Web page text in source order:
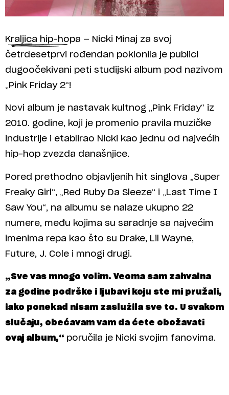
Kraljica hip-hopa — Nicki Minaj za svoj
četrdesetprvi rođendan poklonila je publici
dugoočekivani peti studijski album pod nazivom
„Pink Friday 2“!
Novi album je nastavak kultnog „Pink Friday“ iz
2010. godine, koji je promenio pravila muzičke
industrije i etablirao Nicki kao jednu od najvećih
hip-hop zvezda današnjice.
Pored prethodno objavljenih hit singlova „Super
Freaky Girl“, „Red Ruby Da Sleeze“ i „Last Time I
Saw You“, na albumu se nalaze ukupno 22
numere, među kojima su saradnje sa najvećim
imenima repa kao što su Drake, Lil Wayne,
Future, J. Cole i mnogi drugi.
„Sve vas mnogo volim. Veoma sam zahvalna
za godine podrške i ljubavi koju ste mi pružali,
iako ponekad nisam zaslužila sve to. U svakom
slučaju, obećavam vam da ćete obožavati
ovaj album,“ poručila je Nicki svojim fanovima.